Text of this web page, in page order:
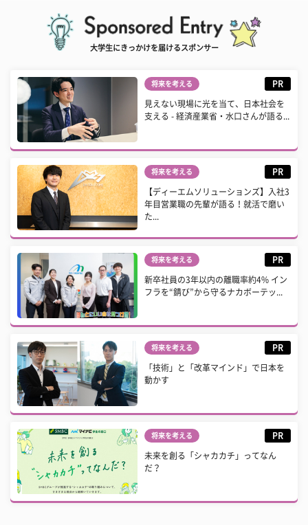
大学生にきっかけを届けるスポンサー
将来を考える PR
見えない現場に光を当て、日本社会を
支える - 経済産業省・水口さんが語る...
将来を考える PR
【ディーエムソリューションズ】入社3
年目営業職の先輩が語る！就活で磨い
た...
将来を考える PR
新卒社員の3年以内の離職率約4% イン
フラを“錆び”から守るナカボーテッ...
将来を考える PR
「技術」と「改革マインド」で日本を
動かす
将来を考える PR
未来を創る「シャカカチ」ってなん
だ？